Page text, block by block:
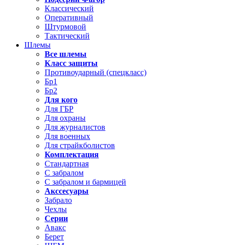
Классический
Оперативный
Штурмовой
Тактический
Шлемы
Все шлемы
Класс защиты
Противоударный (спецкласс)
Бр1
Бр2
Для кого
Для ГБР
Для охраны
Для журналистов
Для военных
Для страйкболистов
Комплектация
Стандартная
С забралом
С забралом и бармицей
Акссесуары
Забрало
Чехлы
Серии
Авакс
Берет